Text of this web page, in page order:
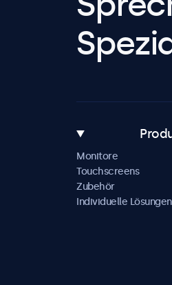
Monitore
Touchscreens
Zubehör
Individuelle Lösungen